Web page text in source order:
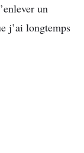
un
j’ai longtemps